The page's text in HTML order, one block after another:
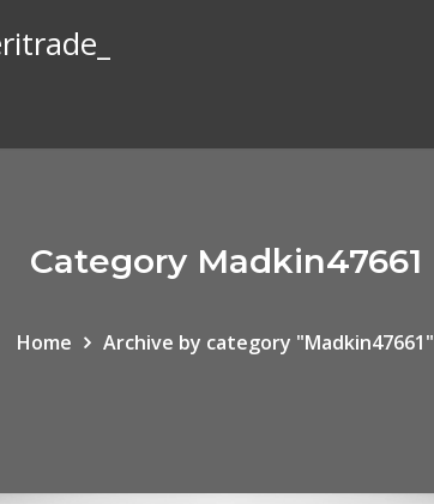
Category Madkin47661
Home Archive by category "Madkin47661"